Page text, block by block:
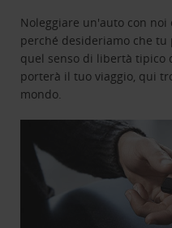
Noleggiare un'auto con noi
perché desideriamo che
quel senso di libertà tipico
porterà il tuo viaggio, qui
mondo.